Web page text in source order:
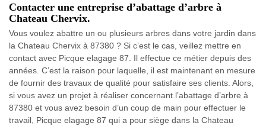
Contacter une entreprise d’abattage d’arbre à
Chateau Chervix.
Vous voulez abattre un ou plusieurs arbres dans votre jardin dans
la Chateau Chervix à 87380 ? Si c’est le cas, veillez mettre en
contact avec Picque elagage 87. Il effectue ce métier depuis des
années. C’est la raison pour laquelle, il est maintenant en mesure
de fournir des travaux de qualité pour satisfaire ses clients. Alors,
si vous avez un projet à réaliser concernant l’abattage d’arbre à
87380 et vous avez besoin d’un coup de main pour effectuer le
travail, Picque elagage 87 qui a pour siège dans la Chateau